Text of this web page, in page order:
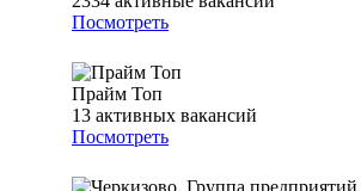
Посмотреть
Прайм Топ
13 активных вакансий
Посмотреть